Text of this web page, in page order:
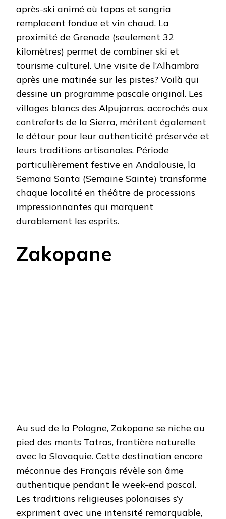
après-ski animé où tapas et sangria
remplacent fondue et vin chaud. La
proximité de Grenade (seulement 32
kilomètres) permet de combiner ski et
tourisme culturel. Une visite de l’Alhambra
après une matinée sur les pistes? Voilà qui
dessine un programme pascale original. Les
villages blancs des Alpujarras, accrochés aux
contreforts de la Sierra, méritent également
le détour pour leur authenticité préservée et
leurs traditions artisanales. Période
particulièrement festive en Andalousie, la
Semana Santa (Semaine Sainte) transforme
chaque localité en théâtre de processions
impressionnantes qui marquent
durablement les esprits.
Zakopane
Au sud de la Pologne, Zakopane se niche au
pied des monts Tatras, frontière naturelle
avec la Slovaquie. Cette destination encore
méconnue des Français révèle son âme
authentique pendant le week-end pascal.
Les traditions religieuses polonaises s’y
expriment avec une intensité remarquable,